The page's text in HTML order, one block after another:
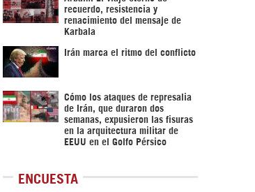
recuerdo, resistencia y
renacimiento del mensaje de
Karbala
Irán marca el ritmo del conflicto
Cómo los ataques de represalia
de Irán, que duraron dos
semanas, expusieron las fisuras
en la arquitectura militar de
EEUU en el Golfo Pérsico
ENCUESTA